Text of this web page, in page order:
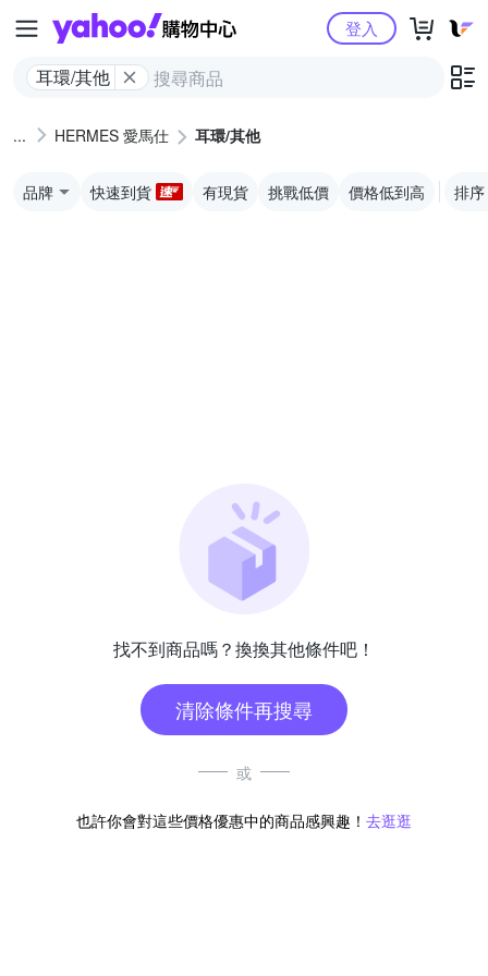
Yahoo購物中心
耳環/其他
登入
HERMES 愛馬仕 耳環/其他
品牌 快速到貨 有現貨 挑戰低價 價格低到高 排序
找不到商品嗎？換換其他條件吧！
清除條件再搜尋
或
也許你會對這些價格優惠中的商品感興趣！ 去逛逛